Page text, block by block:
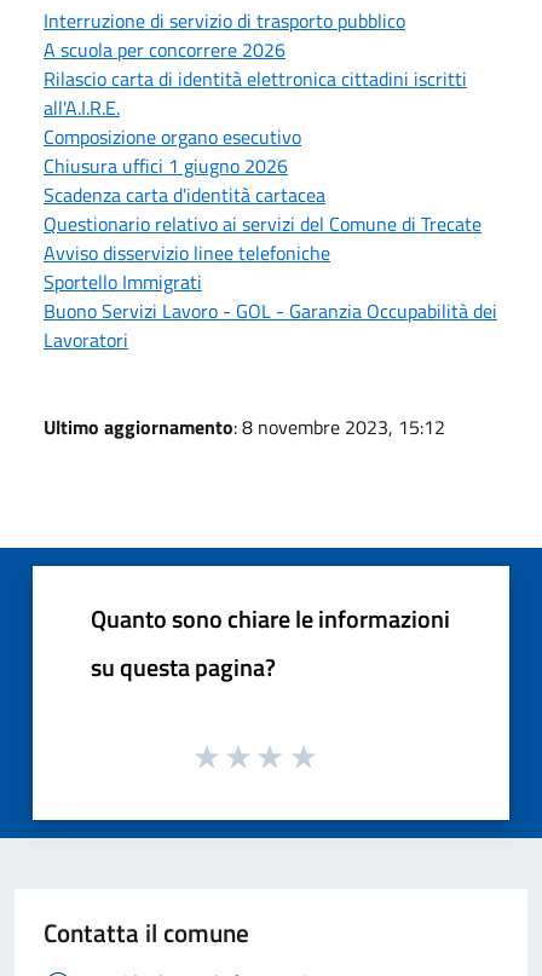
Interruzione di servizio di trasporto pubblico
A scuola per concorrere 2026
Rilascio carta di identità elettronica cittadini iscritti
all'A.I.R.E.
Composizione organo esecutivo
Chiusura uffici 1 giugno 2026
Scadenza carta d'identità cartacea
Questionario relativo ai servizi del Comune di Trecate
Avviso disservizio linee telefoniche
Sportello Immigrati
Buono Servizi Lavoro - GOL - Garanzia Occupabilità dei
Lavoratori
Ultimo aggiornamento: 8 novembre 2023, 15:12
Quanto sono chiare le informazioni
su questa pagina?
Contatta il comune